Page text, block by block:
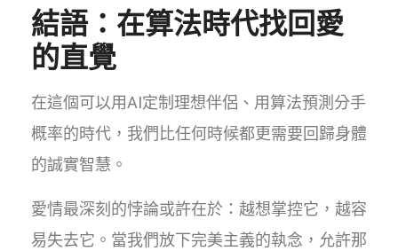
結語：在算法時代找回愛
的直覺
在這個可以用AI定制理想伴侶、用算法預測分手
概率的時代，我們比任何時候都更需要回歸身體
的誠實智慧。
愛情最深刻的悖論或許在於：越想掌控它，越容
易失去它。當我們放下完美主義的執念，允許那